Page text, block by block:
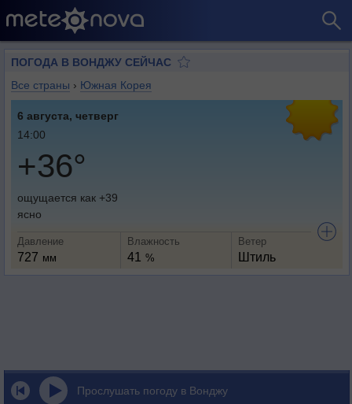
ПОГОДА В ВОНДЖУ СЕЙЧАС
Все страны › Южная Корея
6 августа, четверг
14:00
+36°
ощущается как +39
ясно
Давление
727 мм
Влажность
41 %
Ветер
Штиль
Прослушать погоду в Вонджу